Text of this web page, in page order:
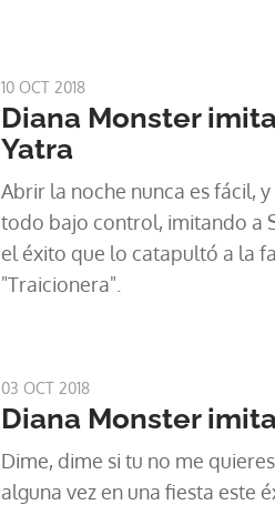
10 OCT 2018
Diana Monster
Yatra
Abrir la noche nunca es fácil,
todo bajo control, imitando a
el éxito que lo catapultó a la
"Traicionera".
03 OCT 2018
Diana Monster
Dime, dime si tu no me
alguna vez en una fiesta este